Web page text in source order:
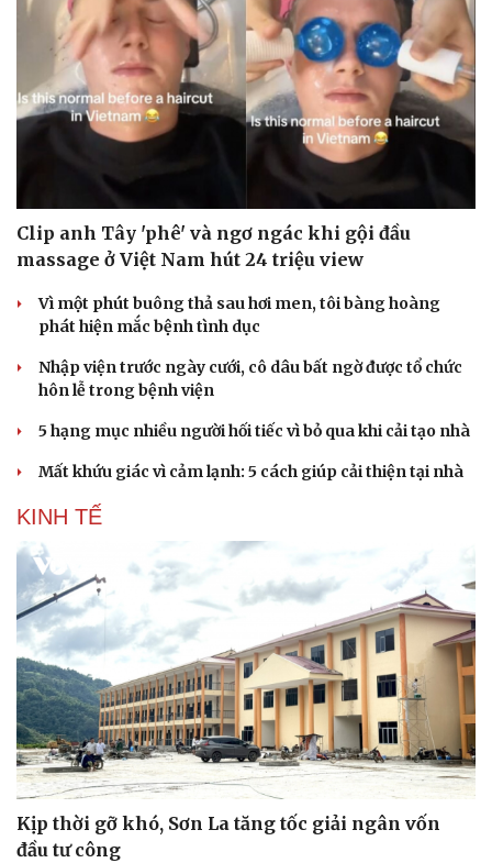
Doanh nghiệp
Thông tin doanh nghiệp
Doanh nghiệp 24h
Vì cộng đồng
Công nghệ
Sành điệu
Tin Công nghệ
Trải nghiệm
Chuyển đổi số
Clip anh Tây 'phê' và ngơ ngác khi gội đầu
massage ở Việt Nam hút 24 triệu view
Vì một phút buông thả sau hơi men, tôi bàng hoàng
phát hiện mắc bệnh tình dục
Nhập viện trước ngày cưới, cô dâu bất ngờ được tổ chức
hôn lễ trong bệnh viện
5 hạng mục nhiều người hối tiếc vì bỏ qua khi cải tạo nhà
Mất khứu giác vì cảm lạnh: 5 cách giúp cải thiện tại nhà
KINH TẾ
Kịp thời gỡ khó, Sơn La tăng tốc giải ngân vốn
đầu tư công